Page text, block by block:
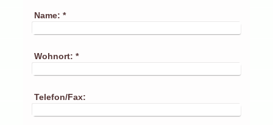
Name: *
Wohnort: *
Telefon/Fax: